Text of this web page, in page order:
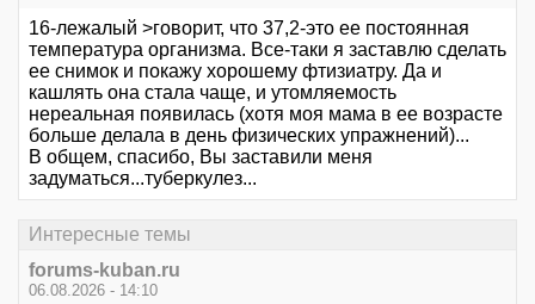
16-лежалый >говорит, что 37,2-это ее постоянная
температура организма. Все-таки я заставлю сделать
ее снимок и покажу хорошему фтизиатру. Да и
кашлять она стала чаще, и утомляемость
нереальная появилась (хотя моя мама в ее возрасте
больше делала в день физических упражнений)...
В общем, спасибо, Вы заставили меня
задуматься...туберкулез...
Интересные темы
forums-kuban.ru
06.08.2026 - 14:10